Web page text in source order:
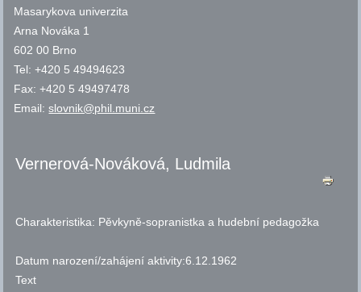
Masarykova univerzita
Arna Nováka 1
602 00 Brno
Tel: +420 5 49494623
Fax: +420 5 49497478
Email:slovnik@phil.muni.cz
Vernerová-Nováková, Ludmila
Charakteristika: Pěvkyně-sopranistka a hudební pedagožka
Datum narození/zahájení aktivity:6.12.1962
Text